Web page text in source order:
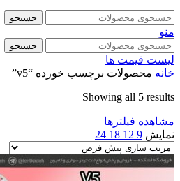
جستجو
منو
جستجو
لیست قیمت ها
خانه محصولات برچسب خورده “v5”
Showing all 5 results
مشاهده فیلترها
نمایش 9
12
18
24